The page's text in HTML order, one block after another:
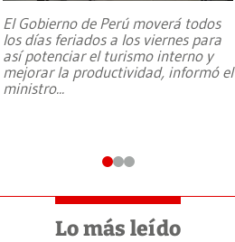
El Gobierno de Perú moverá todos
los días feriados a los viernes para
así potenciar el turismo interno y
mejorar la productividad, informó el
ministro...
Lo más leído